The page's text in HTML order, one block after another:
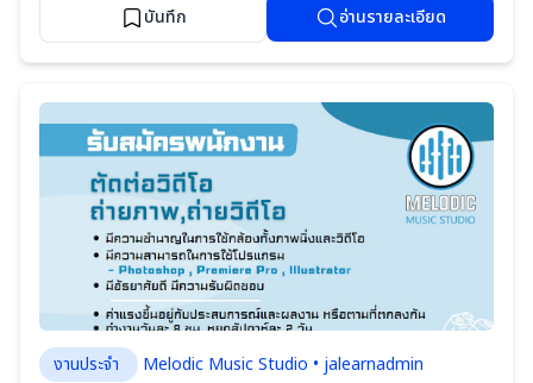
บันทึก อ่านรายละเอียด
งานประจำ Melodic Music Studio • jalearnadmin